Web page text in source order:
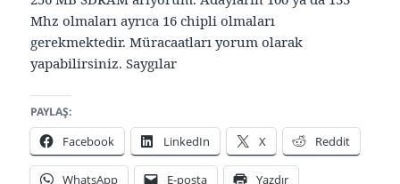
Mhz olmaları ayrıca 16 chipli olmaları
gerekmektedir. Müracaatları yorum olarak
yapabilirsiniz. Saygılar
PAYLAŞ:
Facebook LinkedIn X Reddit
WhatsApp E-posta Yazdır